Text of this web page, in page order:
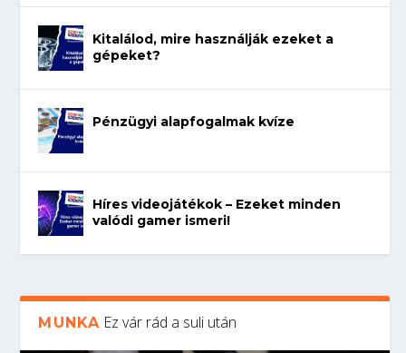
Kitalálod, mire használják ezeket a
gépeket?
Pénzügyi alapfogalmak kvíze
Híres videojátékok – Ezeket minden
valódi gamer ismeri!
MUNKA Ez vár rád a suli után